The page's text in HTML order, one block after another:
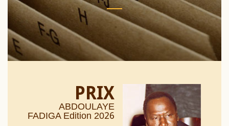
PRIX
ABDOULAYE
FADIGA Edition 2026